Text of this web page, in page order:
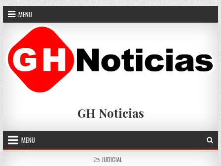
Skip
to
content
MENU
GH Noticias
MENU
POSTED
JUDICIAL